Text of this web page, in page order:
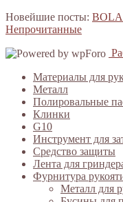
Новейшие посты:
Непрочитанные
Материалы для
Металл
Полировальные
Клинки
G10
Инструмент для
Средство защиты
Лента для
Фурнитура
Металл для